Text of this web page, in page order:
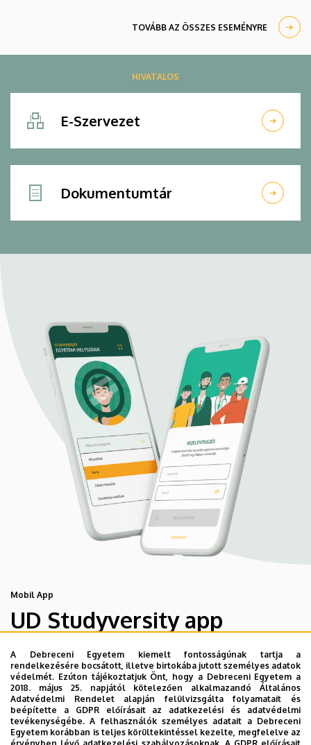
TOVÁBB AZ ÖSSZES ESEMÉNYRE
HIVATALOS
E-Szervezet
Dokumentumtár
Mobil App
UD Studyversity app
Engedd meg, hogy figyelmedbe ajánljuk a Debreceni
Egyetem új applikációját, melyet hallgatói számára
készített. Az alkalmazás bevezetésével célunk, hogy
segítsünk eligazodni az egyetemi mindennapokban, a
tanulmányaiddal kapcsolatban gyorsan elérhető
A Debreceni Egyetem kiemelt fontosságúnak tartja a
rendelkezésére bocsátott, illetve birtokába jutott személyes adatok
védelmét. Ezúton tájékoztatjuk Önt, hogy a Debreceni Egyetem a
2018. május 25. napjától kötelezően alkalmazandó Általános
Adatvédelmi Rendelet alapján felülvizsgálta folyamatait és
beépítette a GDPR előírásait az adatkezelési és adatvédelmi
tevékenységébe. A felhasználók személyes adatait a Debreceni
Egyetem korábban is teljes körültekintéssel kezelte, megfelelve az